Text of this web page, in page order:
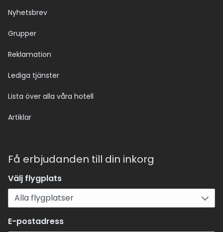
Nyhetsbrev
Grupper
Reklamation
Lediga tjänster
Lista över alla våra hotell
Artiklar
Få erbjudanden till din inkorg
Välj flygplats
E-postadress